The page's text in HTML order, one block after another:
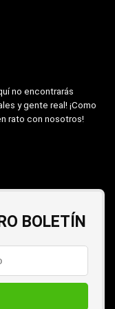
no encontrarás
y gente real! ¡Como
rato con nosotros!
BOLETÍN